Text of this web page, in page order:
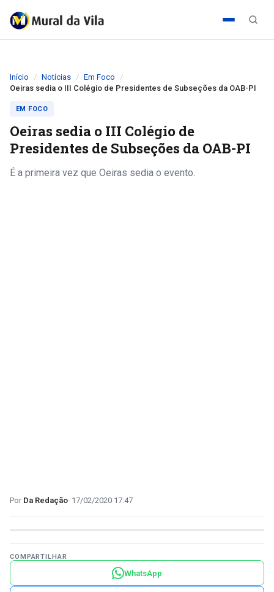
Início Notícias
Em Foco
Oeiras sedia o III Colégio de Presidentes de Subseções da OAB-PI
EM FOCO
Oeiras sedia o III Colégio de
Presidentes de Subseções da OAB-PI
É a primeira vez que Oeiras sedia o evento.
Da Redação 17/02/2020 17:47
COMPARTILHAR
WhatsApp